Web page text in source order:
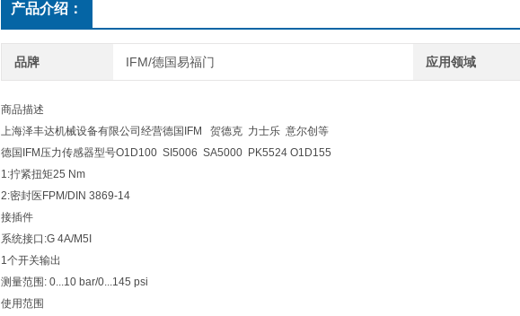
产品介绍：
品牌 IFM/德国易福门 应用领域
商品描述
上海泽丰达机械设备有限公司经营德国IFM 贺德克 力士乐 意尔创等
德国IFM压力传感器型号O1D100 SI5006 SA5000 PK5524 O1D155
1:拧紧扭矩25 Nm
2:密封医FPM/DIN 3869-14
接插件
系统接口:G 4A/M5I
1个开关输出
测量范围: 0...10 bar/0...145 psi
使用范围